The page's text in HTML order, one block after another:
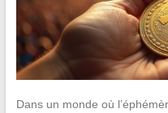
Dans un monde où